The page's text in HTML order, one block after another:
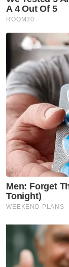
katanya.
kedua-dua
tertuduh
dengan
syarat
polis sekali
Mahkamah
sebutan
Pada 4 Mei
seorang ibu
siasatan
terhadap
Sementara
disyaki